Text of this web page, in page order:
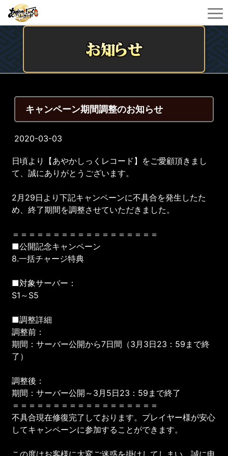
キャンペーン期間調整のお知らせ
2020-03-03
日頃より【あやかしっくレコード】をご愛顧頂きまし
て、誠にありがとうございます。
2月29日より下記キャンペーンに不具合を発生したた
め、終了期間を調整させていただきました。
＝＝＝＝＝＝＝＝＝＝＝＝＝＝＝＝＝＝
■公開記念キャンペーン
8.一括チャージ特典
■対象サーバー：
S1～S5
■調整詳細
調整前：
期間：サーバー公開から7日間（3月3日23：59まで終
了）
調整後：
期間：サーバー公開～3月5日23：59まで終了
＝＝＝＝＝＝＝＝＝＝＝＝＝＝＝＝＝＝
不具合現在修復完了しております。プレイヤー様が安心
してキャンペーンに参加することができます。
この度はお客様に大変ご迷惑を掛けしてしまい、誠に申